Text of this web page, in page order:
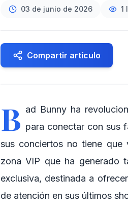
03 de junio de 2026 1
Compartir artículo
B ad Bunny ha
para conectar con sus
sus conciertos no tiene que
zona VIP que ha generado
exclusiva, destinada a
de atención en sus últimos